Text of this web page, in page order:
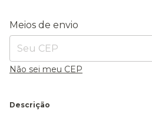
Entregas para o CEP:
Meios de envio
Não sei meu CEP
Descrição